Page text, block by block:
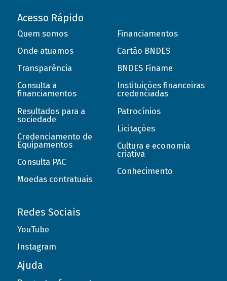
Acesso Rápido
Quem somos
Onde atuamos
Transparência
Consulta a
financiamentos
Resultados para a
sociedade
Credenciamento de
Equipamentos
Consulta PAC
Moedas contratuais
Financiamentos
Cartão BNDES
BNDES Finame
Instituições financeiras
credenciadas
Patrocínios
Licitações
Cultura e economia
criativa
Conhecimento
Redes Sociais
YouTube
Instagram
Ajuda